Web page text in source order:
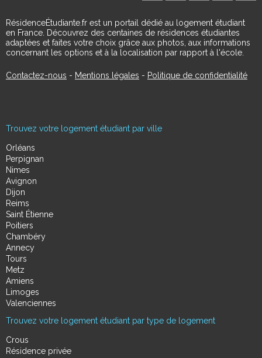
RésidenceÉtudiante.fr est un portail dédié au logement étudiant
en France. Découvrez des centaines de résidences étudiantes
adaptées et faites votre choix grâce aux photos, aux informations
concernant les options et à la localisation par rapport à l'école.
Contactez-nous - Mentions légales - Politique de confidentialité
Trouvez votre logement étudiant par ville
Orléans
Perpignan
Nimes
Avignon
Dijon
Reims
Saint Étienne
Poitiers
Chambéry
Annecy
Tours
Metz
Amiens
Limoges
Valenciennes
Trouvez votre logement étudiant par type de logement
Crous
Résidence privée